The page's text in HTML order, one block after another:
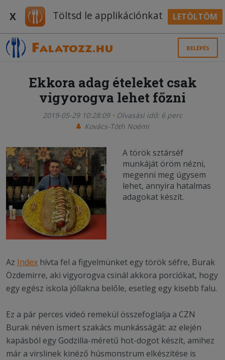
X Töltsd le applikációnkat LETÖLTÖM
BELÉPÉS
Ekkora adag ételeket csak
vigyorogva lehet főzni
2019-05-29 10:28:09
Olvasási idő: 6 perc
Kovács-Tóth Noémi
A török sztárséf
munkáját öröm nézni,
megenni meg úgysem
lehet, annyira hatalmas
adagokat készít.
Az Index hívta fel a figyelmünket egy török séfre, Burak
Özdemirre, aki vigyorogva csinál akkora porciókat, hogy
egy egész iskola jóllakna belőle, esetleg egy kisebb falu.
Ez a pár perces videó remekül összefoglalja a CZN
Burak néven ismert szakács munkásságát: az elején
kapásból egy Godzilla-méretű hot-dogot készít, amihez
már a virslinek kinéző húsmonstrum elkészítése is